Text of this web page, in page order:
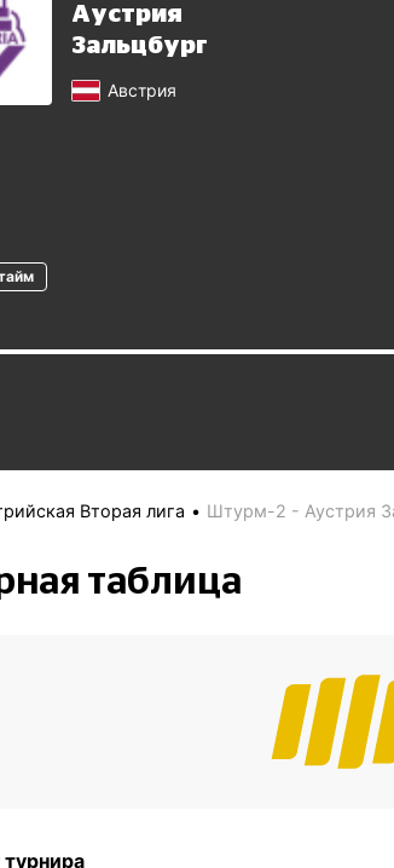
Аустрия
Зальцбург
Австрия
Вторая лига Штурм-2 - Аустрия
таблица